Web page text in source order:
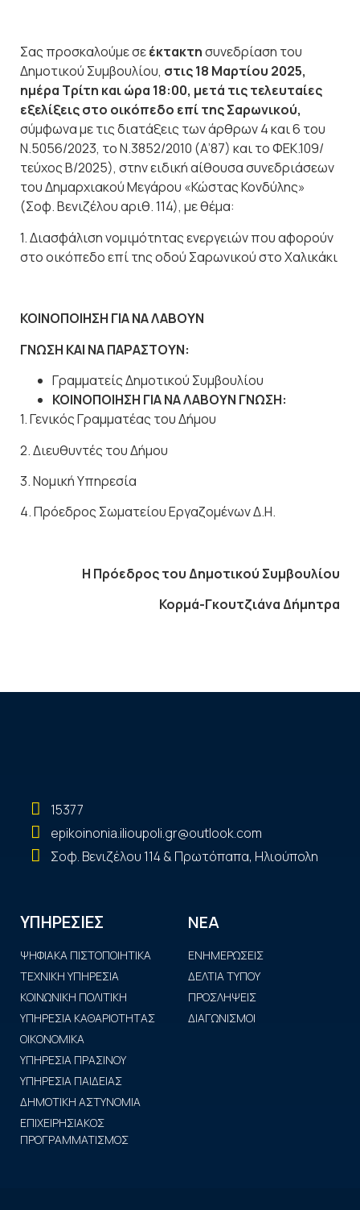
Σας προσκαλούμε σεέκτακτησυνεδρίαση του
Δημοτικού Συμβουλίου, στις 18 Μαρτίου 2025,
ημέρα Τρίτη και ώρα 18:00, μετά τις τελευταίες
εξελίξεις στο οικόπεδο επί της Σαρωνικού,
σύμφωνα με τις διατάξεις των άρθρων 4 και 6 του
Ν.5056/2023, το Ν.3852/2010 (Α’87) και το ΦΕΚ.109/
τεύχος Β/2025), στην ειδική αίθουσα συνεδριάσεων
του Δημαρχιακού Μεγάρου «Κώστας Κονδύλης»
(Σοφ. Βενιζέλου αριθ. 114), με θέμα:
1. Διασφάλιση νομιμότητας ενεργειών που αφορούν
στο οικόπεδο επί της οδού Σαρωνικού στο Χαλικάκι
ΚΟΙΝΟΠΟΙΗΣΗ ΓΙΑ ΝΑ ΛΑΒΟΥΝ
ΓΝΩΣΗ ΚΑΙ ΝΑ ΠΑΡΑΣΤΟΥΝ:
Γραμματείς Δημοτικού Συμβουλίου
ΚΟΙΝΟΠΟΙΗΣΗ ΓΙΑ ΝΑ ΛΑΒΟΥΝ ΓΝΩΣΗ:
1. Γενικός Γραμματέας του Δήμου
2. Διευθυντές του Δήμου
3. Νομική Υπηρεσία
4. Πρόεδρος Σωματείου Εργαζομένων Δ.Η.
Η Πρόεδρος του Δημοτικού Συμβουλίου
Κορμά-Γκουτζιάνα Δήμητρα
15377
epikoinonia.ilioupoli.gr@outlook.com
Σοφ. Βενιζέλου 114 & Πρωτόπαπα, Ηλιούπολη
ΥΠΗΡΕΣΙΕΣ
ΨΗΦΙΑΚΑ ΠΙΣΤΟΠΟΙΗΤΙΚΑ
ΤΕΧΝΙΚΗ ΥΠΗΡΕΣΙΑ
ΚΟΙΝΩΝΙΚΗ ΠΟΛΙΤΙΚΗ
ΥΠΗΡΕΣΙΑ ΚΑΘΑΡΙΟΤΗΤΑΣ
ΟΙΚΟΝΟΜΙΚΑ
ΥΠΗΡΕΣΙΑ ΠΡΑΣΙΝΟΥ
ΥΠΗΡΕΣΙΑ ΠΑΙΔΕΙΑΣ
ΔΗΜΟΤΙΚΗ ΑΣΤΥΝΟΜΙΑ
ΕΠΙΧΕΙΡΗΣΙΑΚΟΣ
ΠΡΟΓΡΑΜΜΑΤΙΣΜΟΣ
ΝΕΑ
ΕΝΗΜΕΡΩΣΕΙΣ
ΔΕΛΤΙΑ ΤΥΠΟΥ
ΠΡΟΣΛΗΨΕΙΣ
ΔΙΑΓΩΝΙΣΜΟΙ